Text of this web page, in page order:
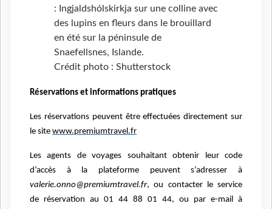
: Ingjaldshólskirkja sur une colline avec
des lupins en fleurs dans le brouillard
en été sur la péninsule de
Snaefellsnes, Islande.
Crédit photo : Shutterstock
Réservations et informations pratiques
Les réservations peuvent être effectuées directement sur
le site www.premiumtravel.fr
Les agents de voyages souhaitant obtenir leur code
d’accès à la plateforme peuvent s’adresser à
valerie.onno@premiumtravel.fr, ou contacter le service
de réservation au 01 44 88 01 44, ou par e-mail à